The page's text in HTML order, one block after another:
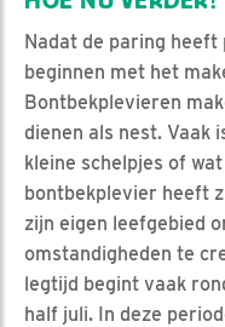
Nadat de paring heeft
beginnen met het
Bontbekplevieren
dienen als nest. Vaak
kleine schelpjes of
bontbekplevier heeft
zijn eigen leefgebied
omstandigheden te
legtijd begint vaak
half juli. In deze